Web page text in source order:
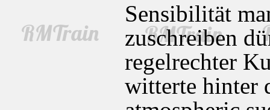
Sensibilität
zuschreiben
regelrechter
witterte hinter